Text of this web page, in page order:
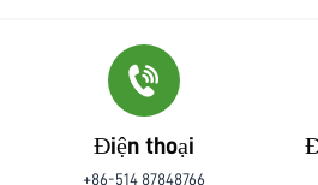
Điện thoại
+86-514 87848766